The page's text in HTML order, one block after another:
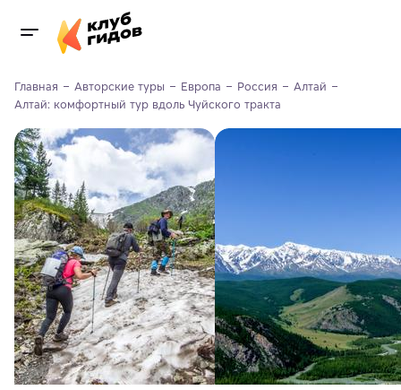
Главная Авторские туры Европа Россия
Алтай
Алтай: комфортный тур вдоль Чуйского тракта